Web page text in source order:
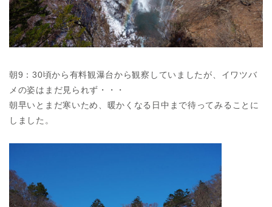
朝9：30頃から有料観瀑台から観察していましたが、イワツバ
メの姿はまだ見られず・・・
朝早いとまだ寒いため、暖かくなる日中まで待ってみることに
しました。